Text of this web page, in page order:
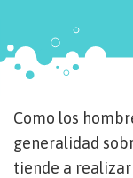
Como los
generalidad
tiende a